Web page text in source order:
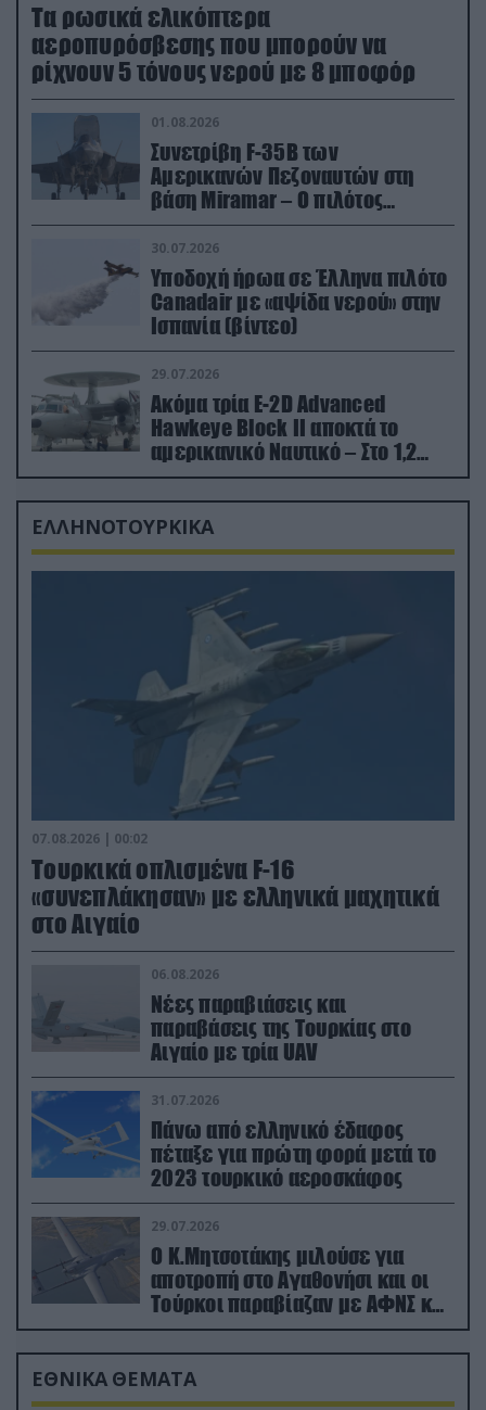
Τα ρωσικά ελικόπτερα
αεροπυρόσβεσης που μπορούν να
ρίχνουν 5 τόνους νερού με 8 μποφόρ
01.08.2026
Συνετρίβη F-35B των
Αμερικανών Πεζοναυτών στη
βάση Miramar – Ο πιλότος
εκτινάχθηκε εγκαίρως
30.07.2026
Υποδοχή ήρωα σε Έλληνα πιλότο
Canadair με «αψίδα νερού» στην
Ισπανία (βίντεο)
29.07.2026
Ακόμα τρία E-2D Advanced
Hawkeye Block II αποκτά το
αμερικανικό Ναυτικό – Στο 1,2
δισ.δολάρια το κόστος
ΕΛΛΗΝΟΤΟΥΡΚΙΚΑ
07.08.2026 | 00:02
Τουρκικά οπλισμένα F-16
«συνεπλάκησαν» με ελληνικά μαχητικά
στο Αιγαίο
06.08.2026
Νέες παραβιάσεις και
παραβάσεις της Τουρκίας στο
Αιγαίο με τρία UAV
31.07.2026
Πάνω από ελληνικό έδαφος
πέταξε για πρώτη φορά μετά το
2023 τουρκικό αεροσκάφος
29.07.2026
Ο Κ.Μητσοτάκης μιλούσε για
αποτροπή στο Αγαθονήσι και οι
Τούρκοι παραβίαζαν με ΑΦΝΣ και
drone
ΕΘΝΙΚΑ ΘΕΜΑΤΑ